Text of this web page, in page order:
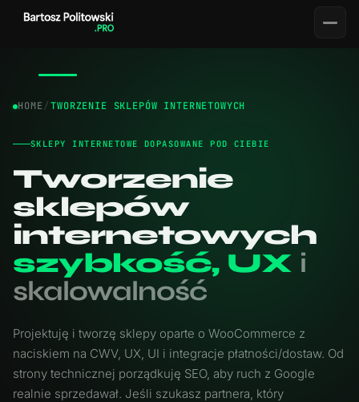
Pozycjonowanie stron
Pozycjonowanie Gliwice
WEB DEVELOPMENT
Tworzenie stron internetowych
Sklepy internetowe
Modernizacja stron WWW
HOME/ TWORZENIE SKLEPÓW INTERNETOWYCH
SKLEPY INTERNETOWE DOPASOWANE POD CIEBIE
Tworzenie
sklepów
internetowych
szybkość, UX i
skalowalność
Projektuję i tworzę sklepy oparte o WooCommerce z
naciskiem na CWV, UX, UI i integracje płatności/dostaw. Od
strony technicznej porządkuję SEO, aby ruch z Google
realnie sprzedawał. Jeśli szukasz partnera, który